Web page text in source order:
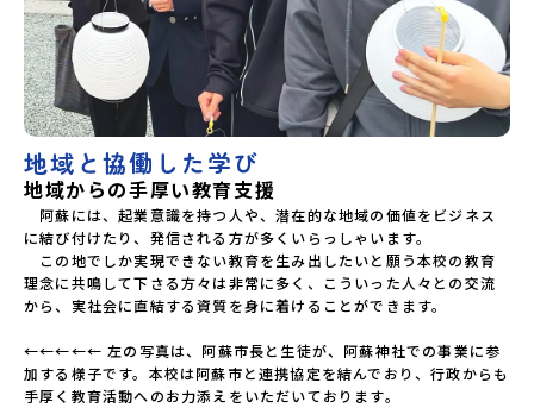
地域と協働した学び
地域からの手厚い教育支援
阿蘇には、起業意識を持つ人や、潜在的な地域の価値をビジネス
に結び付けたり、発信される方が多くいらっしゃいます。
この地でしか実現できない教育を生み出したいと願う本校の教育
理念に共鳴して下さる方々は非常に多く、こういった人々との交流
から、実社会に直結する資質を身に着けることができます。
←←←←← 左の写真は、阿蘇市長と生徒が、阿蘇神社での事業に参
加する様子です。本校は阿蘇市と連携協定を結んでおり、行政からも
手厚く教育活動へのお力添えをいただいております。